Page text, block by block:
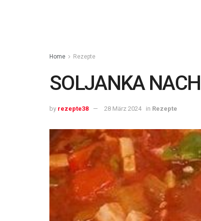
Home Rezepte
SOLJANKA
by rezepte38 28 März 2024 in Rezepte